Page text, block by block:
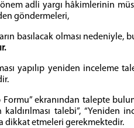
adli yargı hâkimlerinin
göndermeleri,
basılacak olması
yapılıp yeniden inceleme
ekranından talepte
talebi”,
dikkat etmeleri gerekmektedir.